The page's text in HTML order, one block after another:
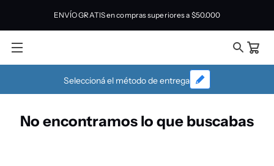
ENVÍO GRATIS en compras superiores a $50.000
Seleccioná el método de entrega
No encontramos lo que buscabas